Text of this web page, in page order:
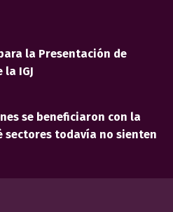
la Presentación de
IGJ
se beneficiaron con la
sectores todavía no sienten